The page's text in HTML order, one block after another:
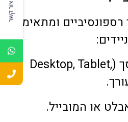
ומתאימים
1. לחץ על סמל המסך (Desktop, Tablet,
צור קשר